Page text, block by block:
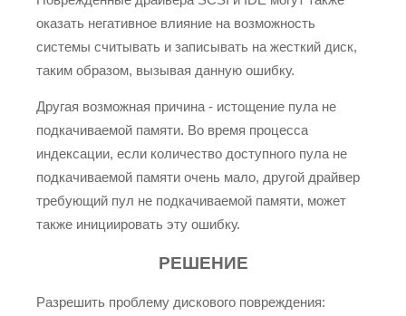
оказать негативное влияние на возможность
системы считывать и записывать на жесткий диск,
таким образом, вызывая данную ошибку.
Другая возможная причина - истощение пула не
подкачиваемой памяти. Во время процесса
индексации, если количество доступного пула не
подкачиваемой памяти очень мало, другой драйвер
требующий пул не подкачиваемой памяти, может
также инициировать эту ошибку.
РЕШЕНИЕ
Разрешить проблему дискового повреждения: